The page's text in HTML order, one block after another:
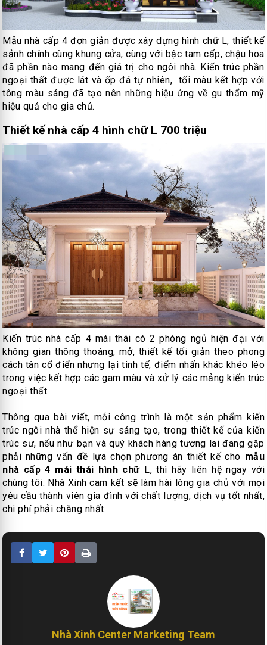
Mẫu nhà cấp 4 đơn giản được xây dựng hình chữ L, thiết kế
sảnh chính cùng khung cửa, cùng với bậc tam cấp, chậu hoa
đã phần nào mang đến giá trị cho ngôi nhà. Kiến trúc phần
ngoại thất được lát và ốp đá tự nhiên, tối màu kết hợp với
tông màu sáng đã tạo nên những hiệu ứng về gu thẩm mỹ
hiệu quả cho gia chủ.
Thiết kế nhà cấp 4 hình chữ L 700 triệu
Kiến trúc nhà cấp 4 mái thái có 2 phòng ngủ hiện đại với
không gian thông thoáng, mở, thiết kế tối giản theo phong
cách tân cổ điển nhưng lại tinh tế, điểm nhấn khác khéo léo
trong việc kết hợp các gam màu và xử lý các mảng kiến trúc
ngoại thất.
Thông qua bài viết, mỗi công trình là một sản phẩm kiến
trúc ngôi nhà thể hiện sự sáng tạo, trong thiết kế của kiến
trúc sư, nếu như bạn và quý khách hàng tương lai đang gặp
phải những vấn đề lựa chọn phương án thiết kế cho mẫu
nhà cấp 4 mái thái hình chữ L, thì hãy liên hệ ngay với
chúng tôi. Nhà Xinh cam kết sẽ làm hài lòng gia chủ với mọi
yêu cầu thành viên gia đình với chất lượng, dịch vụ tốt nhất,
chi phí phải chăng nhất.
Nhà Xinh Center Marketing Team